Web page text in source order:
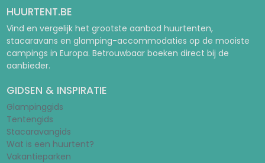
HUURTENT.BE
Vind en vergelijk het grootste aanbod huurtenten,
stacaravans en glamping-accommodaties op de mooiste
campings in Europa. Betrouwbaar boeken direct bij de
aanbieder.
GIDSEN & INSPIRATIE
Glampinggids
Tentengids
Stacaravangids
Wat is een huurtent?
Vakantieparken